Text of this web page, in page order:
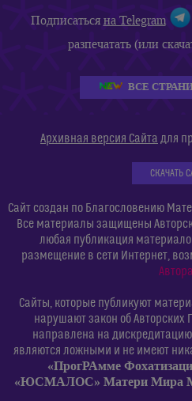
Подписатьсяна Telegram
разпечатать (или
ВСЕ
Архивная версия Сайта для
СКАЧАТЬ
Сайт создан по Благословению
Все материалы защищены
любая публикация
размещение в сети Интернет,
Автора
Сайты, которые публикуют
нарушают закон об Авторских
направлена на
являются ложными и не имеют
«ПрогРАмме
«ЮСМАЛОС» Матери Мира